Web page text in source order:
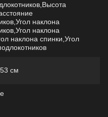
наклона
наклона
наклона спинки,Угол
см